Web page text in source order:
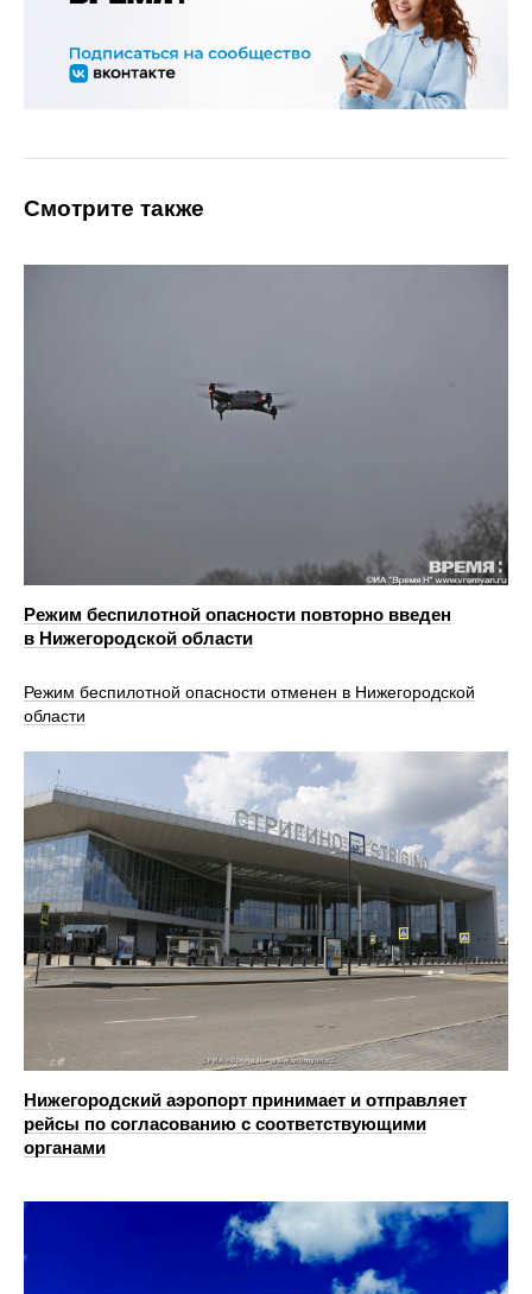
Смотрите также
Режим беспилотной опасности повторно введен
в Нижегородской области
Режим беспилотной опасности отменен в Нижегородской
области
Нижегородский аэропорт принимает и отправляет
рейсы по согласованию с соответствующими
органами